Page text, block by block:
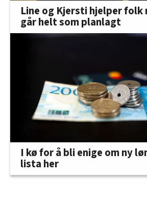
Line og Kjersti hjelper folk
går helt som planlagt
I kø for å bli enige om ny
lista her